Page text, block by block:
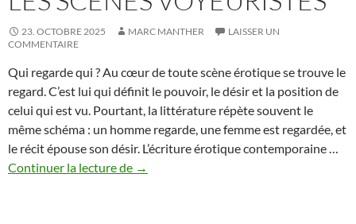
23. OCTOBRE 2025 MARC MANTHER
LAISSER UN
COMMENTAIRE
Qui regarde qui ? Au cœur de toute scène érotique se trouve le
regard. C’est lui qui définit le pouvoir, le désir et la position de
celui qui est vu. Pourtant, la littérature répète souvent le
même schéma : un homme regarde, une femme est regardée, et
le récit épouse son désir. L’écriture érotique contemporaine …
Continuer la lecture de Inverser
→